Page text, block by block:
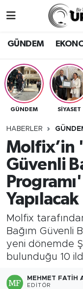
GÜNDEM
GÜNDEM SİYASET
HABERLER
Molfix’in
Güvenli
Yapılacak
Molfix
Bağım Güvenli
yeni dönemde
bulunduğu 10
MEHMET FATIH
EDITÖR
EKONOMİ
SİYASET
SPOR
MAGAZİN
SAĞLIK
TEKNOLOJİ
OTOMOBİL
Gizlilik ve
İletişim
Nöbetçi
Hava Durumu
Namaz
Trafik Durumu
Süper Lig
Tüm
Son Dakika
Haber Arşivi